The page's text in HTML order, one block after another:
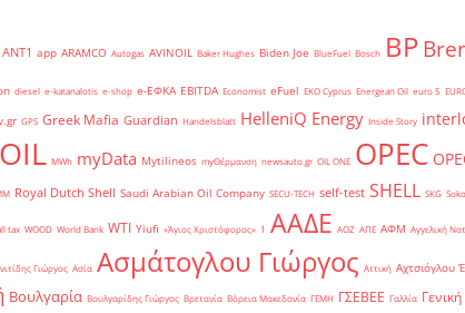
ANT1 app ARAMCO Autogas AVINOIL Baker Hughes Biden Joe BlueFuel Bosch BP
diesel e-katanalotis e-shop e-ΕΦΚΑ EBITDA Economist eFuel EKO Cyprus Energean Oil euro 5
GPS Greek Mafia Guardian Handelsblatt HelleniQ Energy Inside Story
MWh myData Mytilineos myΘέρμανση newsauto.gr OIL ONE OPEC
Royal Dutch Shell Saudi Arabian Oil Company SECU-TECH self-test SHELL SKG
tax WOOD World Bank WTI Yiufi «Άγιος Χριστόφορος» ΄1 ΑΑΔΕ ΑΟΖ ΑΠΕ ΑΦΜ Αγγελική
Γιώργος Ασία Ασμάτογλου Γιώργος Αττική Αχτσιόγλου
Βουλγαρία Βουλγαρίδης Γιώργος Βρετανία Βόρεια Μακεδονία ΓΕΜΗ ΓΣΕΒΕΕ Γαλλία